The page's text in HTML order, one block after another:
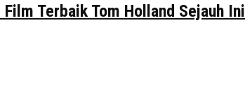
Terbaik Tom Holland Sejauh Ini